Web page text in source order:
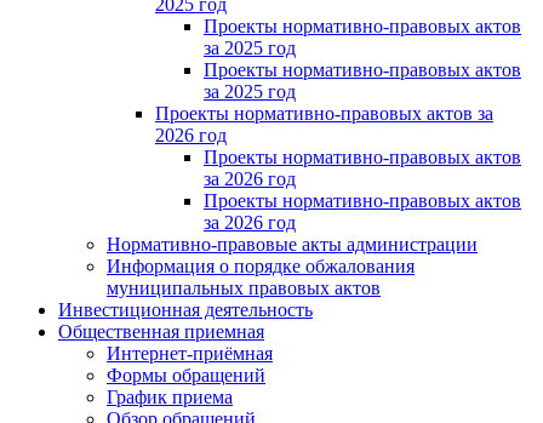
Проекты нормативно-правовых актов
за 2025 год
Проекты нормативно-правовых актов
за 2025 год
Проекты нормативно-правовых актов за
2026 год
Проекты нормативно-правовых актов
за 2026 год
Проекты нормативно-правовых актов
за 2026 год
Нормативно-правовые акты администрации
Информация о порядке обжалования
муниципальных правовых актов
Инвестиционная деятельность
Общественная приемная
Интернет-приёмная
Формы обращений
График приема
Обзор обращений